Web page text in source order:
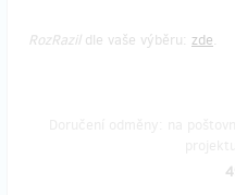
RozRazildle vaše výběru: zde.